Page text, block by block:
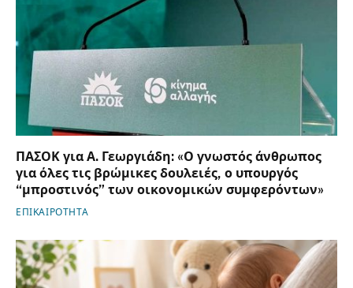
ΠΑΣΟΚ για Α. Γεωργιάδη: «Ο γνωστός άνθρωπος
για όλες τις βρώμικες δουλειές, ο υπουργός
“μπροστινός” των οικονομικών συμφερόντων»
ΕΠΙΚΑΙΡΟΤΗΤΑ